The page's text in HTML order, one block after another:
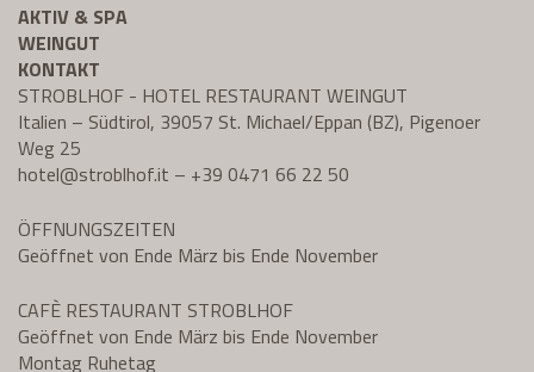
AKTIV & SPA
WEINGUT
KONTAKT
STROBLHOF - HOTEL RESTAURANT WEINGUT
Italien – Südtirol, 39057 St. Michael/Eppan (BZ), Pigenoer
Weg 25
hotel@stroblhof.it – +39 0471 66 22 50
ÖFFNUNGSZEITEN
Geöffnet von Ende März bis Ende November
CAFÈ RESTAURANT STROBLHOF
Geöffnet von Ende März bis Ende November
Montag Ruhetag